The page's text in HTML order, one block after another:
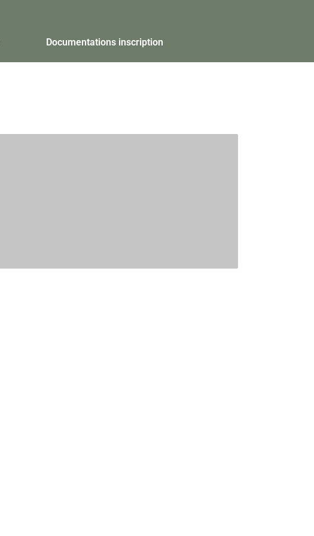
Documentations inscription